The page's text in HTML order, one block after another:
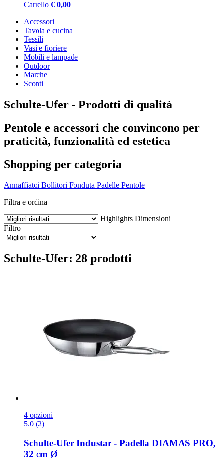
Carrello € 0,00
Accessori
Tavola e cucina
Tessili
Vasi e fioriere
Mobili e lampade
Outdoor
Marche
Sconti
Schulte-Ufer - Prodotti di qualità
Pentole e accessori che convincono per
praticità, funzionalità ed estetica
Shopping per categoria
Annaffiatoi Bollitori Fonduta Padelle Pentole
Filtra e ordina
Highlights Dimensioni
Filtro
Schulte-Ufer: 28 prodotti
4 opzioni
5.0 (2)
Schulte-Ufer Industar -​ Padella DIAMAS PRO,
32 cm Ø